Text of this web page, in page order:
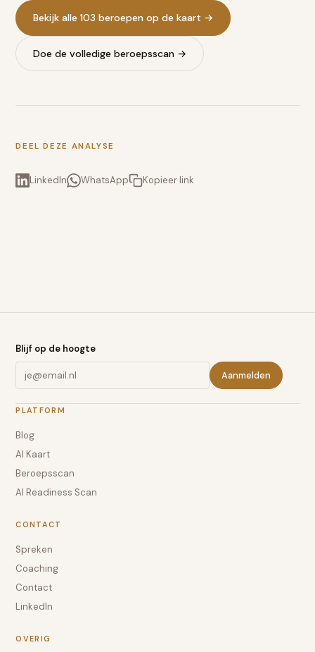
Bekijk alle 103 beroepen op de kaart →
Doe de volledige beroepsscan →
DEEL DEZE ANALYSE
LinkedIn WhatsApp Kopieer link
Blijf op de hoogte
Aanmelden
PLATFORM
Blog
AI Kaart
Beroepsscan
AI Readiness Scan
CONTACT
Spreken
Coaching
Contact
LinkedIn
OVERIG